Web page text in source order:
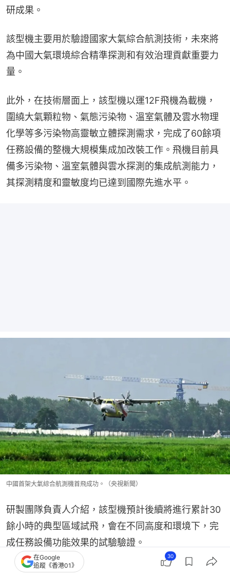
研成果。
該型機主要用於驗證國家大氣綜合航測技術，未來將
為中國大氣環境綜合精準探測和有效治理貢獻重要力
量。
此外，在技術層面上，該型機以運12F飛機為載機，
圍繞大氣顆粒物、氣態污染物、溫室氣體及雲水物理
化學等多污染物高靈敏立體探測需求，完成了60餘項
任務設備的整機大規模集成加改裝工作。飛機目前具
備多污染物、溫室氣體與雲水探測的集成航測能力，
其探測精度和靈敏度均已達到國際先進水平。
中國首架大氣綜合航測機首飛成功。（央視新聞）
研製團隊負責人介紹，該型機預計後續將進行累計30
餘小時的典型區域試飛，會在不同高度和環境下，完
成任務設備功能效果的試驗驗證。
作為載機的運12F飛機，是由航空工業哈飛研製的8噸
在Google
追蹤《香港01》
30